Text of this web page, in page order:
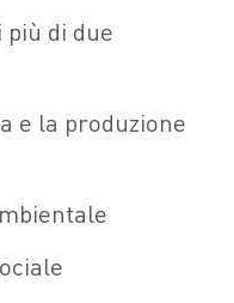
di due
e la produzione